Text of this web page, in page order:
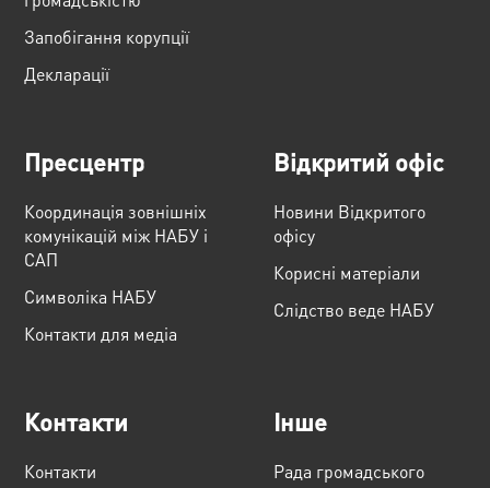
Запобігання корупції
Декларації
Пресцентр
Координація зовнішніх
комунікацій між НАБУ і
САП
Cимволіка НАБУ
Контакти для медіа
Відкритий офіс
Новини Відкритого
офісу
Корисні матеріали
Слідство веде НАБУ
Контакти
Контакти
Інше
Рада громадського